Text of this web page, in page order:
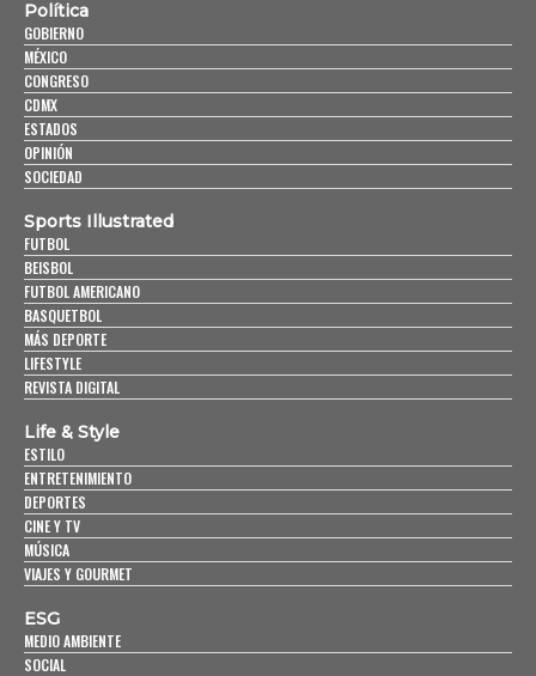
Política
GOBIERNO
MÉXICO
CONGRESO
CDMX
ESTADOS
OPINIÓN
SOCIEDAD
Sports Illustrated
FUTBOL
BEISBOL
FUTBOL AMERICANO
BASQUETBOL
MÁS DEPORTE
LIFESTYLE
REVISTA DIGITAL
Life & Style
ESTILO
ENTRETENIMIENTO
DEPORTES
CINE Y TV
MÚSICA
VIAJES Y GOURMET
ESG
MEDIO AMBIENTE
SOCIAL